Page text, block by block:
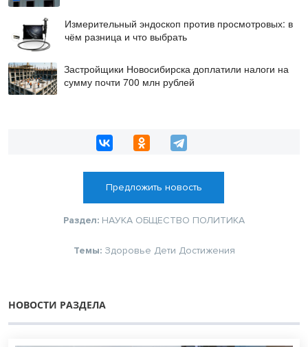
Измерительный эндоскоп против просмотровых: в
чём разница и что выбрать
Застройщики Новосибирска доплатили налоги на
сумму почти 700 млн рублей
Предложить новость
Раздел: НАУКА ОБЩЕСТВО ПОЛИТИКА
Темы: Здоровье Дети Достижения
НОВОСТИ РАЗДЕЛА